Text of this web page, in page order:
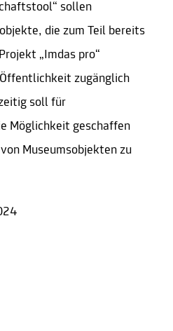
sollen
die zum Teil bereits
„Imdas pro“
zugänglich
soll für
Möglichkeit geschaffen
Museumsobjekten zu